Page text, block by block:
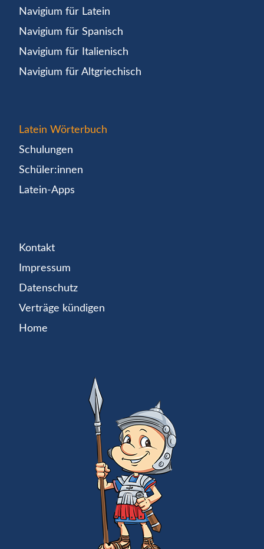
Navigium für Latein
Navigium für Spanisch
Navigium für Italienisch
Navigium für Altgriechisch
Latein Wörterbuch
Schulungen
Schüler:innen
Latein-Apps
Kontakt
Impressum
Datenschutz
Verträge kündigen
Home